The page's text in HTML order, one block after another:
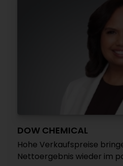
DOW CHEMICAL
Hohe Verkaufspreise
Nettoergebnis wieder im